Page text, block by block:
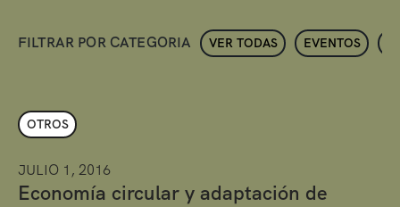
FILTRAR POR CATEGORIA VER TODAS EVENTOS
OTROS
JULIO 1, 2016
Economía circular y adaptación de